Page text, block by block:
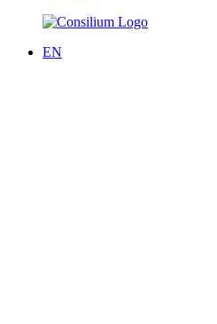
EN